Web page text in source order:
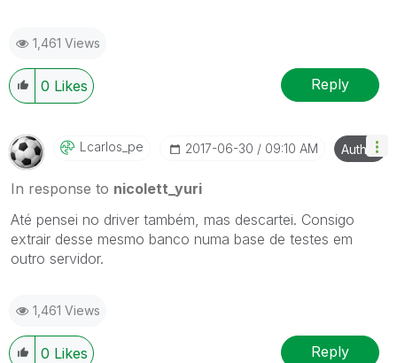
1,461 Views
0 Likes Reply
Lcarlos_pe ‎2017-06-30 09:10 AM Author
In response to nicolett_yuri
Até pensei no driver também, mas descartei. Consigo
extrair desse mesmo banco numa base de testes em
outro servidor.
1,461 Views
0 Likes Reply